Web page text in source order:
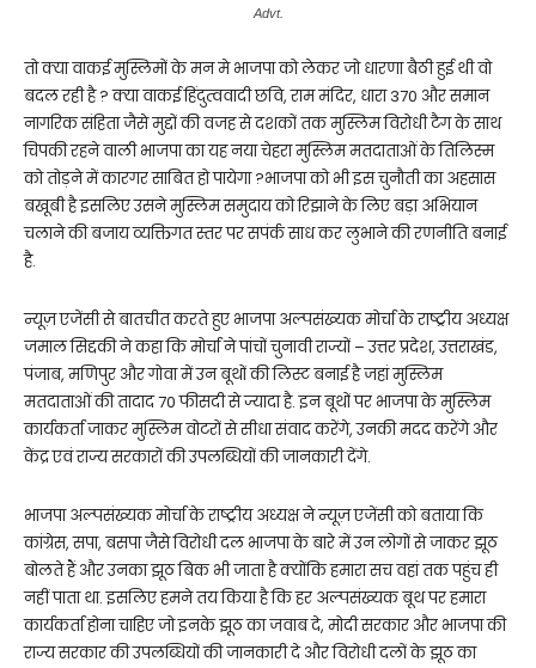
Advt.
तो क्या वाकई मुस्लिमों के मन मे भाजपा को लेकर जो धारणा बैठी हुई थी वो
बदल रही है ? क्या वाकई हिंदुत्ववादी छवि, राम मंदिर, धारा 370 और समान
नागरिक संहिता जैसे मुद्दों की वजह से दशकों तक मुस्लिम विरोधी टैग के साथ
चिपकी रहने वाली भाजपा का यह नया चेहरा मुस्लिम मतदाताओं के तिलिस्म
को तोड़ने में कारगर साबित हो पायेगा ?भाजपा को भी इस चुनौती का अहसास
बखूबी है इसलिए उसने मुस्लिम समुदाय को रिझाने के लिए बड़ा अभियान
चलाने की बजाय व्यक्तिगत स्तर पर सपंर्क साध कर लुभाने की रणनीति बनाई
है.
न्यूज़ एजेंसी से बातचीत करते हुए भाजपा अल्पसंख्यक मोर्चा के राष्ट्रीय अध्यक्ष
जमाल सिद्दकी ने कहा कि मोर्चा ने पांचों चुनावी राज्यों – उत्तर प्रदेश, उत्तराखंड,
पंजाब, मणिपुर और गोवा में उन बूथों की लिस्ट बनाई है जहां मुस्लिम
मतदाताओं की तादाद 70 फीसदी से ज्यादा है. इन बूथों पर भाजपा के मुस्लिम
कार्यकर्ता जाकर मुस्लिम वोटरों से सीधा संवाद करेंगे, उनकी मदद करेंगे और
केंद्र एवं राज्य सरकारों की उपलब्धियों की जानकारी देंगे.
भाजपा अल्पसंख्यक मोर्चा के राष्ट्रीय अध्यक्ष ने न्यूज़ एजेंसी को बताया कि
कांग्रेस, सपा, बसपा जैसे विरोधी दल भाजपा के बारे में उन लोगों से जाकर झूठ
बोलते हैं और उनका झूठ बिक भी जाता है क्योंकि हमारा सच वहां तक पहुंच ही
नहीं पाता था. इसलिए हमने तय किया है कि हर अल्पसंख्यक बूथ पर हमारा
कार्यकर्ता होना चाहिए जो इनके झूठ का जवाब दे, मोदी सरकार और भाजपा की
राज्य सरकार की उपलब्धियों की जानकारी दे और विरोधी दलों के झूठ का